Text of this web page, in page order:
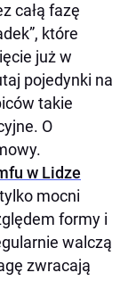
całą fazę
które
już w
pojedynki na
takie
O
w Lidze
mocni
formy i
walczą
zwracają